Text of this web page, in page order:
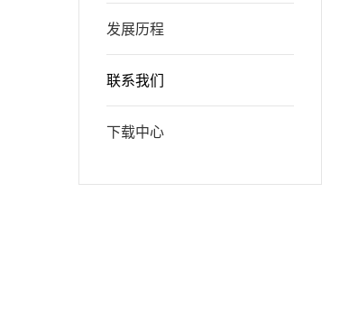
发展历程
联系我们
下载中心